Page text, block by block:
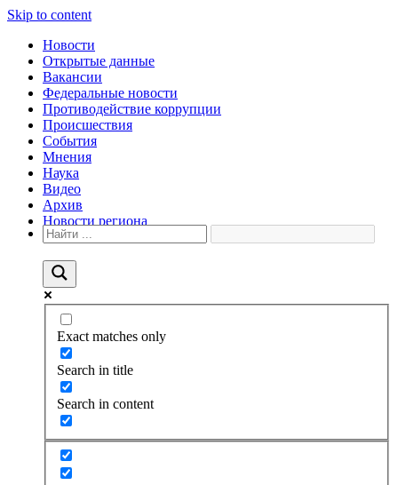
Skip to content
Новости
Открытые данные
Вакансии
Федеральные новости
Противодействие коррупции
Происшествия
События
Мнения
Наука
Видео
Архив
Новости региона
Exact matches only
Search in title
Search in content